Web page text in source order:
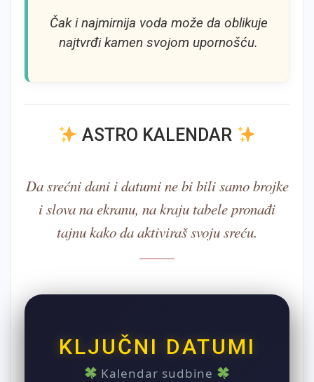
Čak i najmirnija voda može da oblikuje
najtvrđi kamen svojom upornošću.
ASTRO KALENDAR
Da srećni dani i datumi ne bi bili samo brojke
i slova na ekranu, na kraju tabele pronađi
tajnu kako da aktiviraš svoju sreću.
KLJUČNI DATUMI
Kalendar sudbine